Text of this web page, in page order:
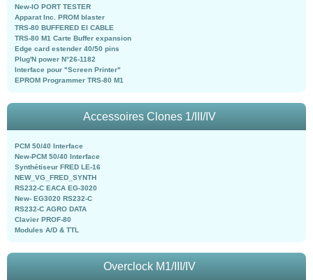
New-IO PORT TESTER
Apparat Inc. PROM blaster
TRS-80 BUFFERED EI CABLE
TRS-80 M1 Carte Buffer expansion
Edge card estender 40/50 pins
Plug'N power N°26-1182
Interface pour "Screen Printer"
EPROM Programmer TRS-80 M1
Accessoires Clones 1/III/IV
PCM 50/40 Interface
New-PCM 50/40 Interface
Synthétiseur FRED LE-16
NEW_VG_FRED_SYNTH
RS232-C EACA EG-3020
New- EG3020 RS232-C
RS232-C AGRO DATA
Clavier PROF-80
Modules A/D & TTL
Overclock M1/III/IV